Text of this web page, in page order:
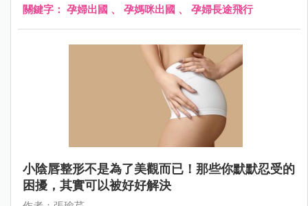
西？孕婦出國需要帶媽媽手冊嗎？這篇文章由婦產科張瑜芹
關鍵字： 孕婦出國 、 孕媽咪出國 、 孕婦長途飛行
小陰唇整形不是為了美觀而已！那些你默默忍受的
困擾，其實可以被好好解決